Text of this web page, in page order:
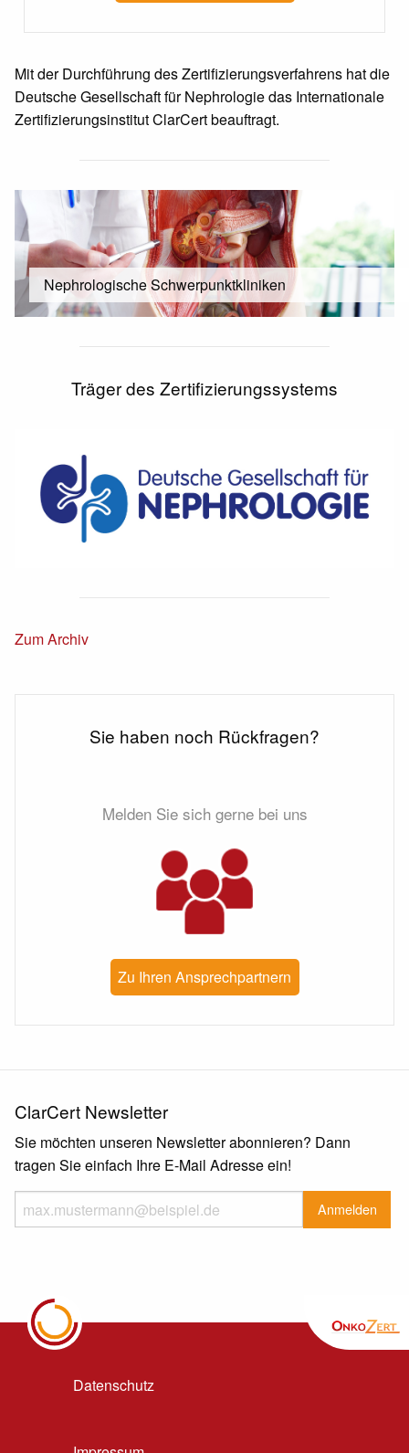
Mit der Durchführung des Zertifizierungsverfahrens hat die
Deutsche Gesellschaft für Nephrologie das Internationale
Zertifizierungsinstitut ClarCert beauftragt.
Nephrologische Schwerpunktkliniken
Träger des Zertifizierungssystems
Zum Archiv
Sie haben noch Rückfragen?
Melden Sie sich gerne bei uns
Zu Ihren Ansprechpartnern
ClarCert Newsletter
Sie möchten unseren Newsletter abonnieren? Dann
tragen Sie einfach Ihre E-Mail Adresse ein!
Datenschutz